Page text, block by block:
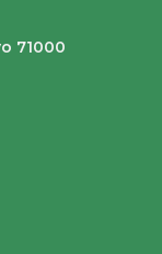
71000